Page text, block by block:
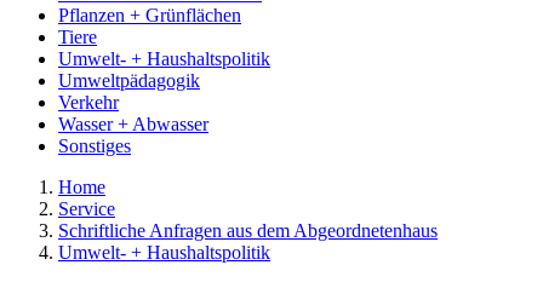
Pflanzen + Grünflächen
Tiere
Umwelt- + Haushaltspolitik
Umweltpädagogik
Verkehr
Wasser + Abwasser
Sonstiges
Home
Service
Schriftliche Anfragen aus dem Abgeordnetenhaus
Umwelt- + Haushaltspolitik